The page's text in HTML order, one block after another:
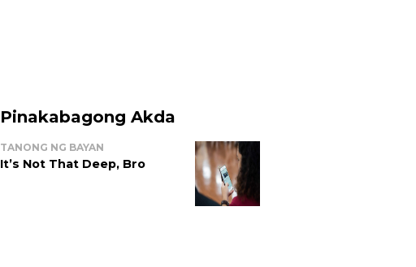
Pinakabagong Akda
TANONG NG BAYAN
It’s Not That Deep, Bro